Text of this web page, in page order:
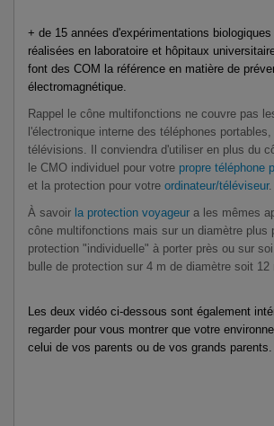
+ de 15 années d'expérimentations biologiques
réalisées en laboratoire et hôpitaux
font des COM la référence en matière de
électromagnétique.
Rappel le cône multifonctions ne couvre pas
l'électronique interne des téléphones portables,
télévisions. Il conviendra d'utiliser en plus du
le CMO individuel pour votre propre téléphone
et la protection pour votre ordinateur/téléviseur.
À savoir la protection voyageur a les mêmes
cône multifonctions mais sur un diamètre plus
protection "individuelle" à porter près ou sur
bulle de protection sur 4 m de diamètre soit 12
Les deux vidéo ci-dessous sont également
regarder pour vous montrer que votre
celui de vos parents ou de vos grands parents.